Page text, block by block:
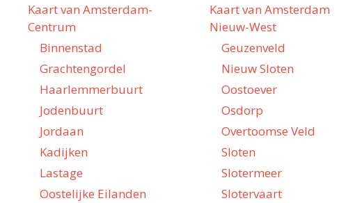
Kaart van Amsterdam-
Centrum
Binnenstad
Grachtengordel
Haarlemmerbuurt
Jodenbuurt
Jordaan
Kadijken
Lastage
Oostelijke Eilanden
Kaart van Amsterdam
Nieuw-West
Geuzenveld
Nieuw Sloten
Oostoever
Osdorp
Overtoomse Veld
Sloten
Slotermeer
Slotervaart